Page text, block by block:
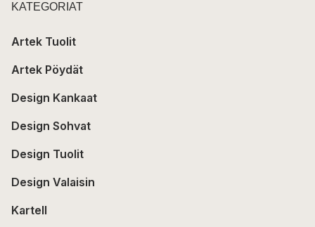
KATEGORIAT
Artek Tuolit
Artek Pöydät
Design Kankaat
Design Sohvat
Design Tuolit
Design Valaisin
Kartell